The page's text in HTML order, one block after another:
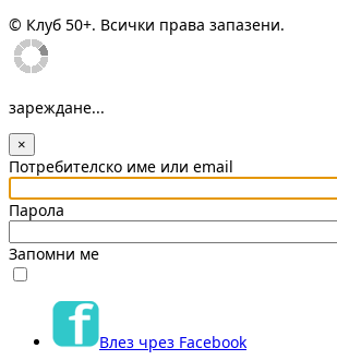
© Клуб 50+. Всички права запазени.
зареждане...
×
Потребителско име или email
Парола
Запомни ме
Влез чрез Facebook